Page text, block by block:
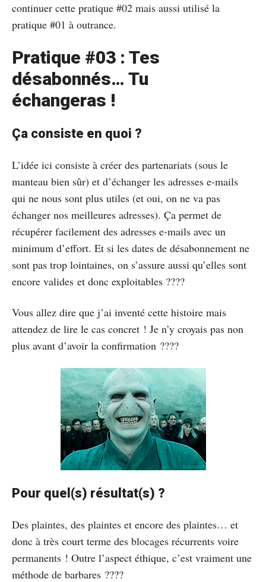
continuer cette pratique #02 mais aussi utilisé la
pratique #01 à outrance.
Pratique #03 : Tes
désabonnés… Tu
échangeras !
Ça consiste en quoi ?
L’idée ici consiste à créer des partenariats (sous le
manteau bien sûr) et d’échanger les adresses e-mails
qui ne nous sont plus utiles (et oui, on ne va pas
échanger nos meilleures adresses). Ça permet de
récupérer facilement des adresses e-mails avec un
minimum d’effort. Et si les dates de désabonnement ne
sont pas trop lointaines, on s’assure aussi qu’elles sont
encore valides et donc exploitables ????
Vous allez dire que j’ai inventé cette histoire mais
attendez de lire le cas concret ! Je n’y croyais pas non
plus avant d’avoir la confirmation ????
Pour quel(s) résultat(s) ?
Des plaintes, des plaintes et encore des plaintes… et
donc à très court terme des blocages récurrents voire
permanents ! Outre l’aspect éthique, c’est vraiment une
méthode de barbares ????